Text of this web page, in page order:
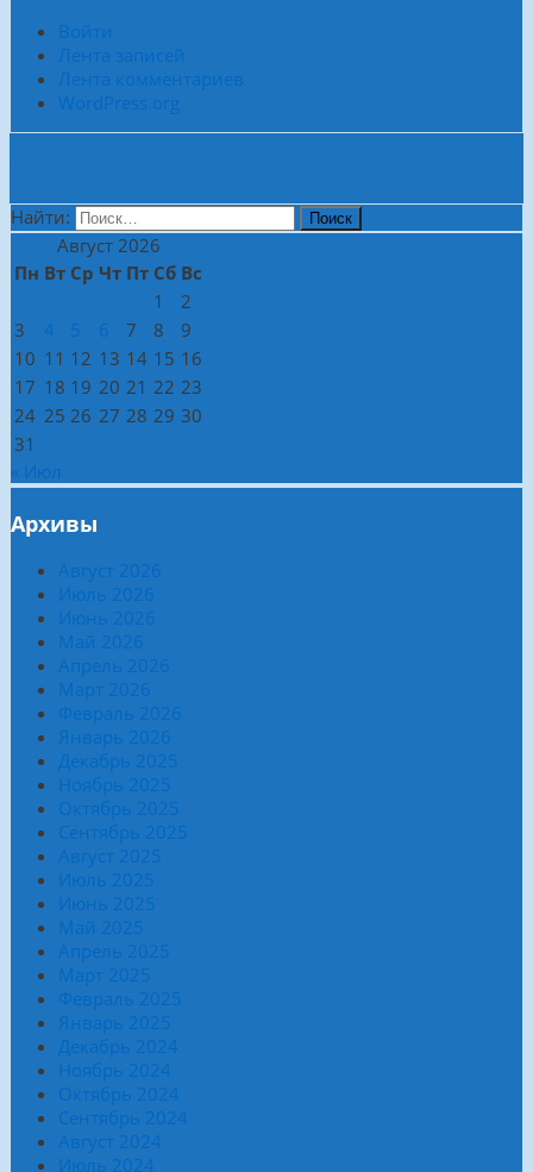
Войти
Лента записей
Лента комментариев
WordPress.org
Найти:
Август 2026
Пн Вт Ср Чт Пт Сб Вс
1
2
3
4 5 6 7 8
9
10 11 12 13 14 15 16
17 18 19 20 21 22 23
24 25 26 27 28 29 30
31
« Июл
Архивы
Август 2026
Июль 2026
Июнь 2026
Май 2026
Апрель 2026
Март 2026
Февраль 2026
Январь 2026
Декабрь 2025
Ноябрь 2025
Октябрь 2025
Сентябрь 2025
Август 2025
Июль 2025
Июнь 2025
Май 2025
Апрель 2025
Март 2025
Февраль 2025
Январь 2025
Декабрь 2024
Ноябрь 2024
Октябрь 2024
Сентябрь 2024
Август 2024
Июль 2024